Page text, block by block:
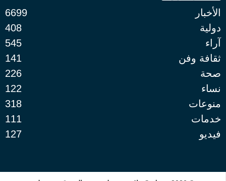
الأخبار
6699
دولية
408
آراء
545
ثقافة وفن
141
صحة
226
نساء
122
منوعات
318
خدمات
111
فيديو
127